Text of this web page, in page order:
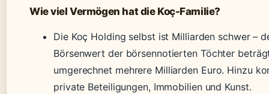
Wie viel Vermögen hat die Koç-Familie?
Die Koç Holding selbst ist Milliarden schwer –
Börsenwert der börsennotierten Töchter
umgerechnet mehrere Milliarden Euro. Hinzu
private Beteiligungen, Immobilien und Kunst.